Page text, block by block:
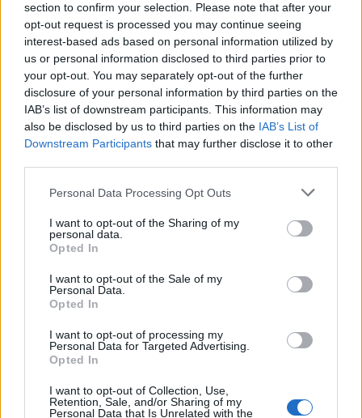
section to confirm your selection. Please note that after your
opt-out request is processed you may continue seeing
interest-based ads based on personal information utilized by
us or personal information disclosed to third parties prior to
your opt-out. You may separately opt-out of the further
disclosure of your personal information by third parties on the
IAB’s list of downstream participants. This information may
also be disclosed by us to third parties on the IAB’s List of
Downstream Participants that may further disclose it to other
Personal Data Processing Opt Outs
I want to opt-out of the Sharing of my
personal data.
Opted In
I want to opt-out of the Sale of my
Personal Data.
Opted In
I want to opt-out of processing my
Personal Data for Targeted Advertising.
Opted In
I want to opt-out of Collection, Use,
Retention, Sale, and/or Sharing of my
Personal Data that Is Unrelated with the
Κάθε προσπάθεια είναι πολύτιμη!
#Gine_ethelontis #aimodosia #AD
Διάβασε σχετικά